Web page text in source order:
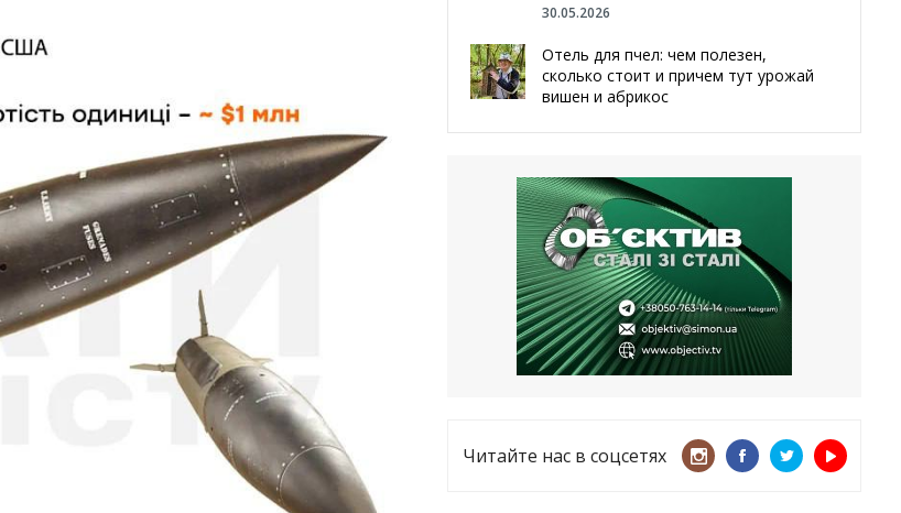
30.05.2026
Отель для пчел: чем полезен,
сколько стоит и причем тут урожай
вишен и абрикос
Чугуева, города, который устоял,
несмотря ни на что
21.05.2026
«ТЦК нарушает закон? Пусть
платят!» Как благодаря штрафу
женщину сняли с учета
15.05.2026
Читайте нас в соцсетях